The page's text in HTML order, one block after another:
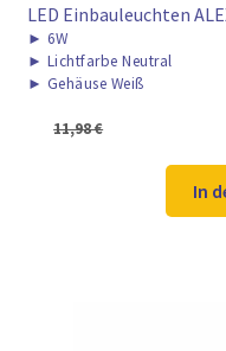
LED Einbauleuchten
► 6W
► Lichtfarbe Neutral
► Gehäuse Weiß
11,98€
In